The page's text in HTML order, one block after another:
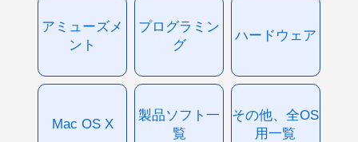
アミューズメ
ント
プログラミン
グ
ハードウェア
Mac OS X
製品ソフト一
覧
その他、全OS
用一覧